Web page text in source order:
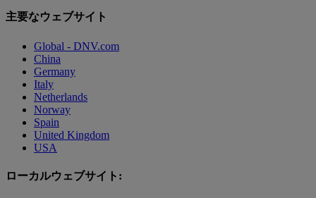
主要なウェブサイト
Global - DNV.com
China
Germany
Italy
Netherlands
Norway
Spain
United Kingdom
USA
ローカルウェブサイト: